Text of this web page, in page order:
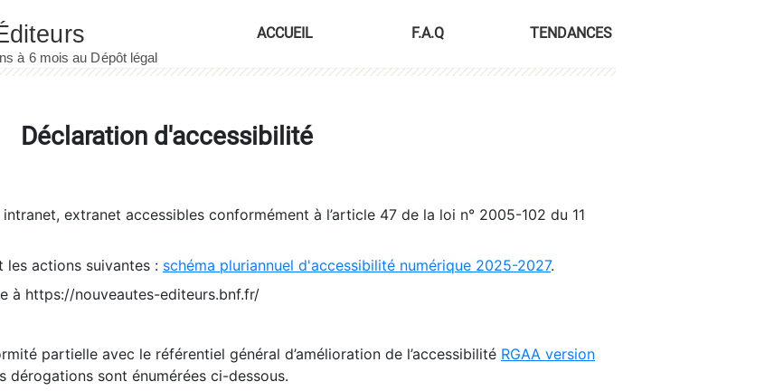
ACCUEIL F.A.Q TENDANCES
Déclaration d'accessibilité
extranet accessibles conformément à l’article 47 de la loi n° 2005-102 du 11
actions suivantes : schéma pluriannuel d'accessibilité numérique 2025-2027.
à https://nouveautes-editeurs.bnf.fr/
partielle avec le référentiel général d’amélioration de l’accessibilité RGAA version
dérogations sont énumérées ci-dessous.